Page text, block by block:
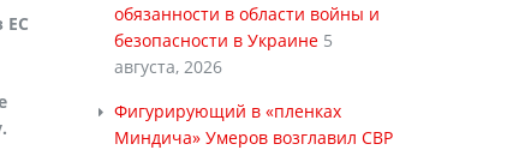
ЕС
обязанности в области войны и
безопасности в Украине 5
августа, 2026
Фигурирующий в «пленках
Миндича» Умеров возглавил СВР